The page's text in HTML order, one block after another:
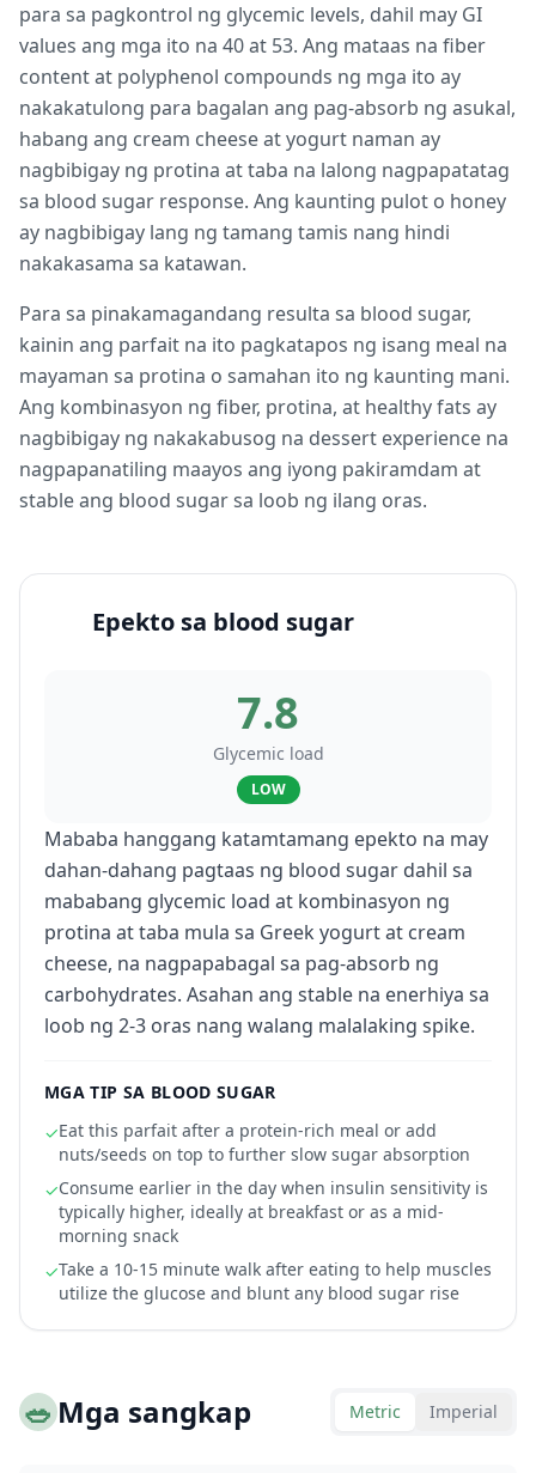
para sa pagkontrol ng glycemic levels, dahil may GI
values ang mga ito na 40 at 53. Ang mataas na fiber
content at polyphenol compounds ng mga ito ay
nakakatulong para bagalan ang pag-absorb ng asukal,
habang ang cream cheese at yogurt naman ay
nagbibigay ng protina at taba na lalong nagpapatatag
sa blood sugar response. Ang kaunting pulot o honey
ay nagbibigay lang ng tamang tamis nang hindi
nakakasama sa katawan.
Para sa pinakamagandang resulta sa blood sugar,
kainin ang parfait na ito pagkatapos ng isang meal na
mayaman sa protina o samahan ito ng kaunting mani.
Ang kombinasyon ng fiber, protina, at healthy fats ay
nagbibigay ng nakakabusog na dessert experience na
nagpapanatiling maayos ang iyong pakiramdam at
stable ang blood sugar sa loob ng ilang oras.
Epekto sa blood sugar
7.8
Glycemic load
LOW
Mababa hanggang katamtamang epekto na may
dahan-dahang pagtaas ng blood sugar dahil sa
mababang glycemic load at kombinasyon ng
protina at taba mula sa Greek yogurt at cream
cheese, na nagpapabagal sa pag-absorb ng
carbohydrates. Asahan ang stable na enerhiya sa
loob ng 2-3 oras nang walang malalaking spike.
MGA TIP SA BLOOD SUGAR
✓Eat this parfait after a protein-rich meal or add
nuts/seeds on top to further slow sugar absorption
✓Consume earlier in the day when insulin sensitivity is
typically higher, ideally at breakfast or as a mid-
morning snack
✓Take a 10-15 minute walk after eating to help muscles
utilize the glucose and blunt any blood sugar rise
🥗Mga sangkap Metric Imperial